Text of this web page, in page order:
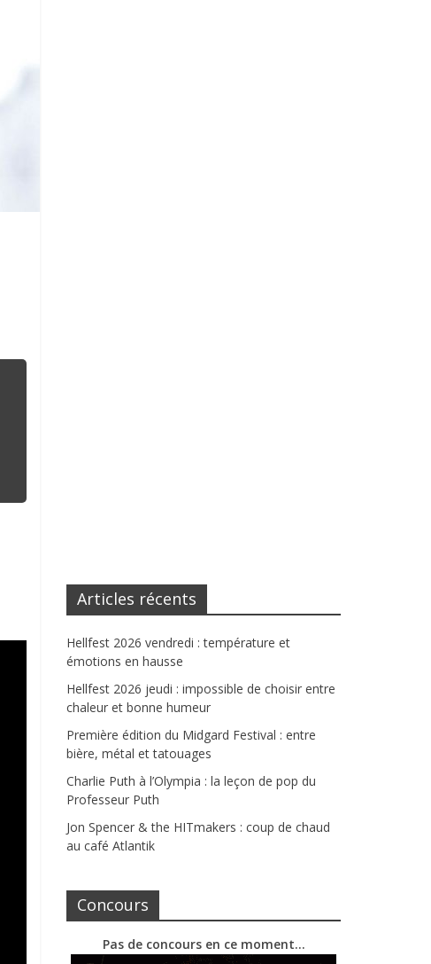
Articles récents
Hellfest 2026 vendredi : température et
émotions en hausse
Hellfest 2026 jeudi : impossible de choisir entre
chaleur et bonne humeur
Première édition du Midgard Festival : entre
bière, métal et tatouages
Charlie Puth à l’Olympia : la leçon de pop du
Professeur Puth
Jon Spencer & the HITmakers : coup de chaud
au café Atlantik
Concours
Pas de concours en ce moment…